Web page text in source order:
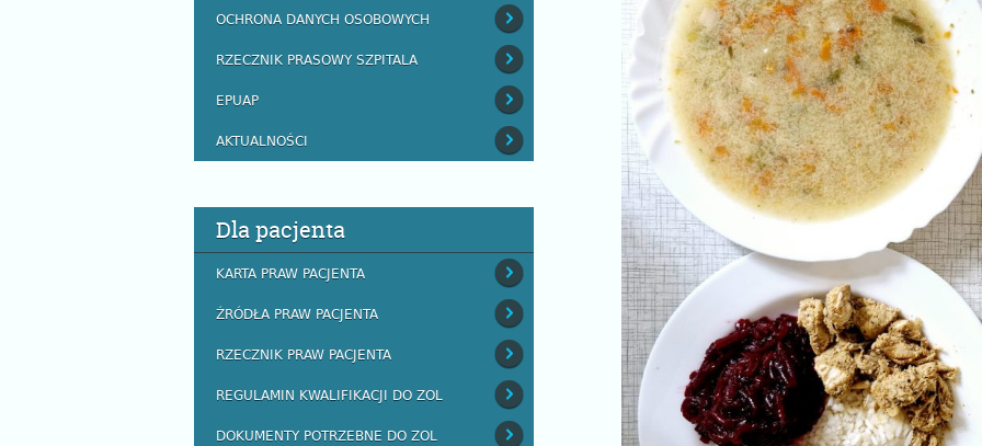
OCHRONA DANYCH OSOBOWYCH
RZECZNIK PRASOWY SZPITALA
EPUAP
AKTUALNOŚCI
Dla pacjenta
KARTA PRAW PACJENTA
ŹRÓDŁA PRAW PACJENTA
RZECZNIK PRAW PACJENTA
REGULAMIN KWALIFIKACJI DO ZOL
DOKUMENTY POTRZEBNE DO ZOL